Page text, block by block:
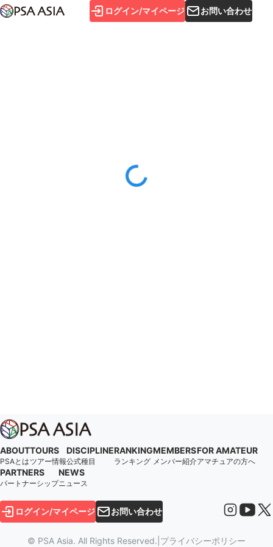
ログイン/マイページ お問い合わせ
ABOUT
PSAとは
TOURS
ツアー情報
DISCIPLINE
公式種目
RANKING
ランキング
MEMBERS
メンバー紹介
FOR AMATEUR
アマチュアの方へ
PARTNERS
パートナーシップ
NEWS
ニュース
ログイン/マイページ お問い合わせ
© PSA Asia. All Rights Reserved. プライバシーポリシー